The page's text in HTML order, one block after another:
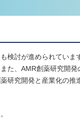
検討が進められてい
た、AMR創薬研究開
研究開発と産業化の